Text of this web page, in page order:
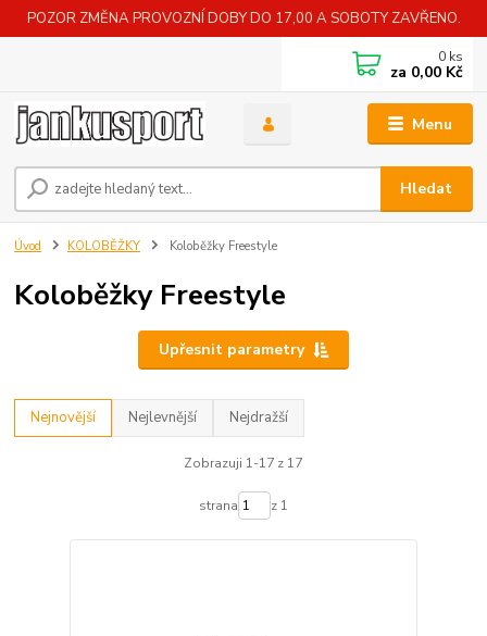
POZOR ZMĚNA PROVOZNÍ DOBY DO 17,00 A SOBOTY ZAVŘENO.
Menu
Hledat
0 ks
za 0,00 Kč
Úvod KOLOBĚŽKY Koloběžky Freestyle
Koloběžky Freestyle
Upřesnit parametry
Nejnovější Nejlevnější Nejdražší
Zobrazuji 1-17 z 17
strana z 1